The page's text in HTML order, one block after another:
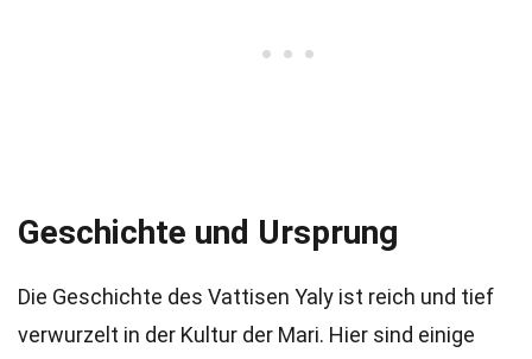
Geschichte und Ursprung
Die Geschichte des Vattisen Yaly ist reich und tief
verwurzelt in der Kultur der Mari. Hier sind einige